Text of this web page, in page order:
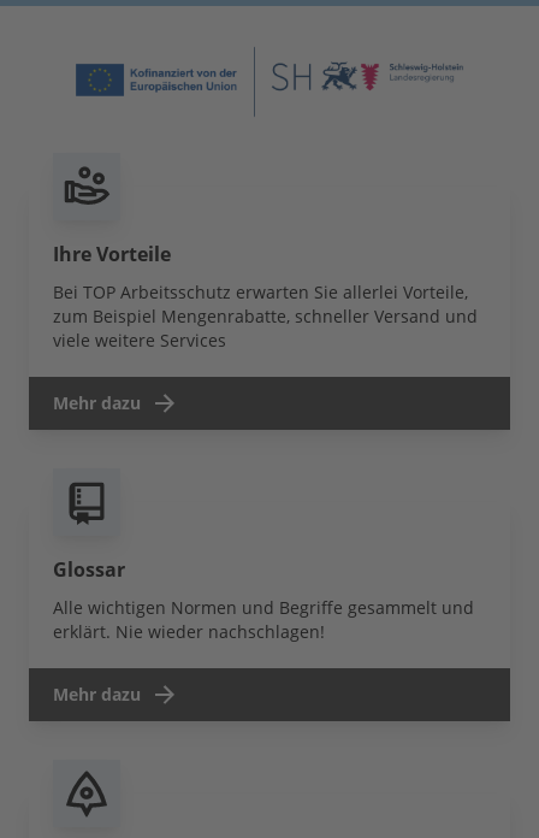
Ihre Vorteile
Bei TOP Arbeitsschutz erwarten Sie allerlei Vorteile,
zum Beispiel Mengenrabatte, schneller Versand und
viele weitere Services
Mehr dazu
Glossar
Alle wichtigen Normen und Begriffe gesammelt und
erklärt. Nie wieder nachschlagen!
Mehr dazu